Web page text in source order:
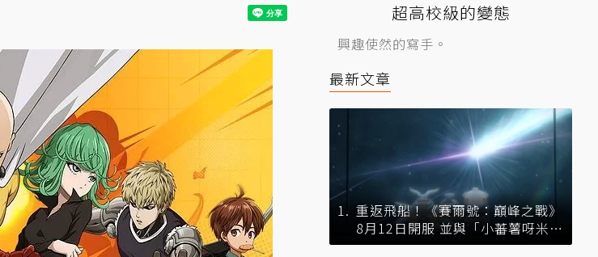
超高校級的變態
興趣使然的寫手。
最新文章
重返飛船！《賽爾號：巔峰之戰》
8月12日開服 並與「小蕃薯呀米」
展開聯動